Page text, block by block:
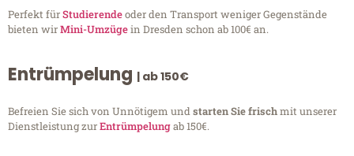
Perfekt fürStudierendeoder den Transport weniger Gegenstände
bieten wirMini-Umzügein Dresden schon ab 100€ an.
Entrümpelung | ab 150€
Befreien Sie sich von Unnötigem undstarten Sie frischmit unserer
Dienstleistung zurEntrümpelungab 150€.